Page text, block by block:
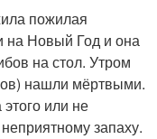
пожилая
на Новый Год и она
на стол. Утром
нашли мёртвыми.
или не
запаху.